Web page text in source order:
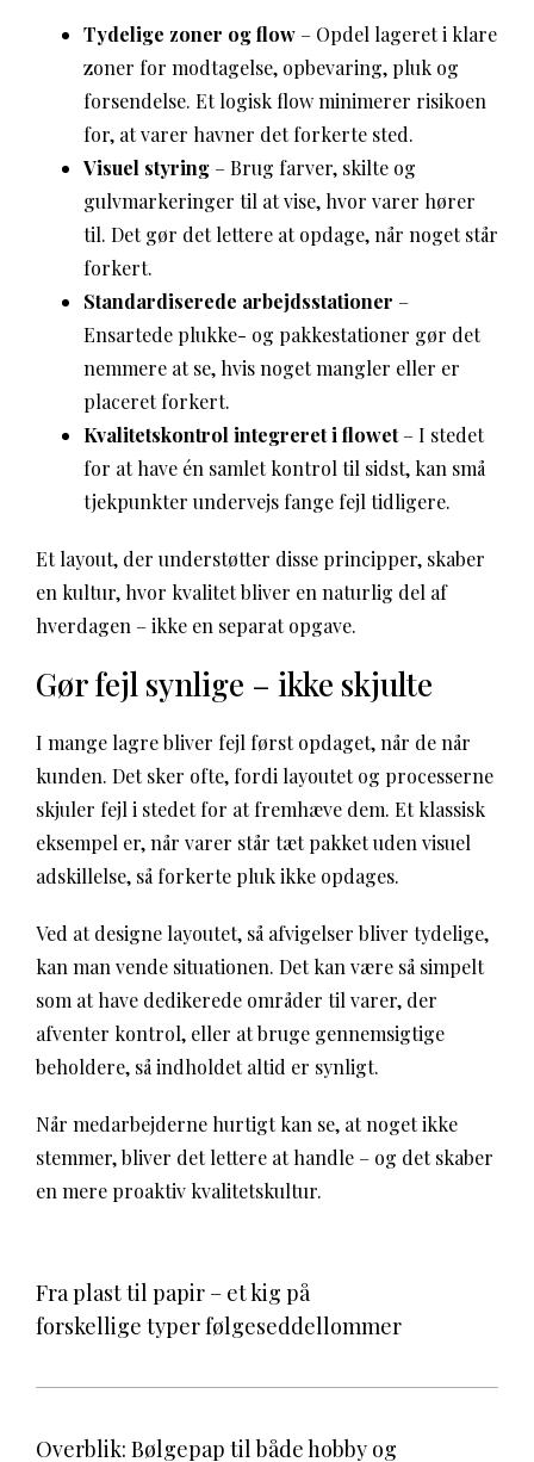
Tydelige zoner og flow – Opdel lageret i klare
zoner for modtagelse, opbevaring, pluk og
forsendelse. Et logisk flow minimerer risikoen
for, at varer havner det forkerte sted.
Visuel styring – Brug farver, skilte og
gulvmarkeringer til at vise, hvor varer hører
til. Det gør det lettere at opdage, når noget står
forkert.
Standardiserede arbejdsstationer –
Ensartede plukke- og pakkestationer gør det
nemmere at se, hvis noget mangler eller er
placeret forkert.
Kvalitetskontrol integreret i flowet– I stedet
for at have én samlet kontrol til sidst, kan små
tjekpunkter undervejs fange fejl tidligere.
Et layout, der understøtter disse principper, skaber
en kultur, hvor kvalitet bliver en naturlig del af
hverdagen – ikke en separat opgave.
Gør fejl synlige – ikke skjulte
I mange lagre bliver fejl først opdaget, når de når
kunden. Det sker ofte, fordi layoutet og processerne
skjuler fejl i stedet for at fremhæve dem. Et klassisk
eksempel er, når varer står tæt pakket uden visuel
adskillelse, så forkerte pluk ikke opdages.
Ved at designe layoutet, så afvigelser bliver tydelige,
kan man vende situationen. Det kan være så simpelt
som at have dedikerede områder til varer, der
afventer kontrol, eller at bruge gennemsigtige
beholdere, så indholdet altid er synligt.
Når medarbejderne hurtigt kan se, at noget ikke
stemmer, bliver det lettere at handle – og det skaber
en mere proaktiv kvalitetskultur.
Fra plast til papir – et kig på
forskellige typer følgeseddellommer
Overblik: Bølgepap til både hobby og